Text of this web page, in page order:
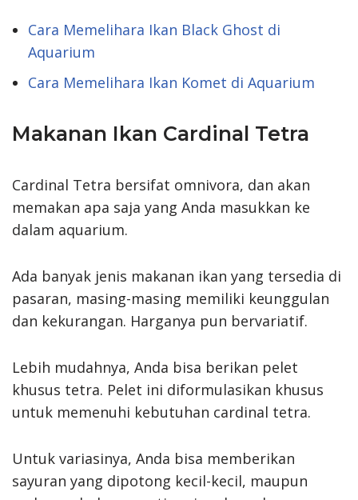
Cara Memelihara Ikan Black Ghost di
Aquarium
Cara Memelihara Ikan Komet di Aquarium
Makanan Ikan Cardinal Tetra
Cardinal Tetra bersifat omnivora, dan akan
memakan apa saja yang Anda masukkan ke
dalam aquarium.
Ada banyak jenis makanan ikan yang tersedia di
pasaran, masing-masing memiliki keunggulan
dan kekurangan. Harganya pun bervariatif.
Lebih mudahnya, Anda bisa berikan pelet
khusus tetra. Pelet ini diformulasikan khusus
untuk memenuhi kebutuhan cardinal tetra.
Untuk variasinya, Anda bisa memberikan
sayuran yang dipotong kecil-kecil, maupun